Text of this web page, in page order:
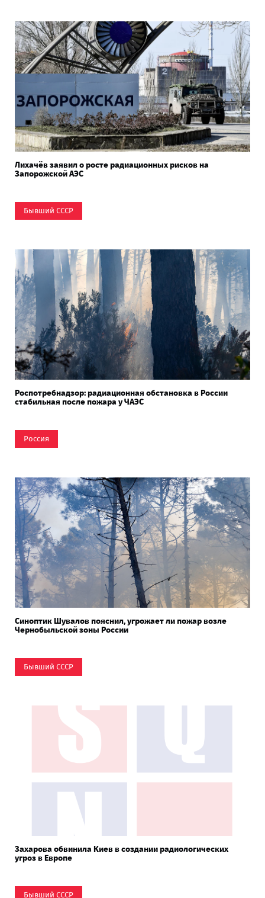
Лихачёв заявил о росте радиационных рисков на
Запорожской АЭС
Бывший СССР
Роспотребнадзор: радиационная обстановка в России
стабильная после пожара у ЧАЭС
Россия
Синоптик Шувалов пояснил, угрожает ли пожар возле
Чернобыльской зоны России
Бывший СССР
Захарова обвинила Киев в создании радиологических
угроз в Европе
Бывший СССР